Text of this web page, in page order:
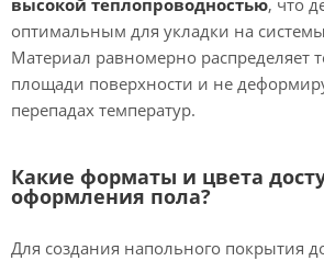
высокой теплопроводностью, что
оптимальным для укладки на
Материал равномерно распределяет
площади поверхности и не
перепадах температур.
Какие форматы и цвета
оформления пола?
Для создания напольного покрытия